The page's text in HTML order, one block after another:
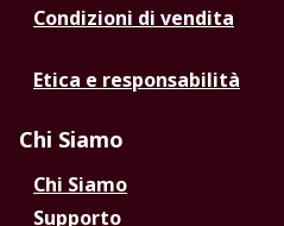
Condizioni di vendita
Etica e responsabilità
Chi Siamo
Chi Siamo
Supporto